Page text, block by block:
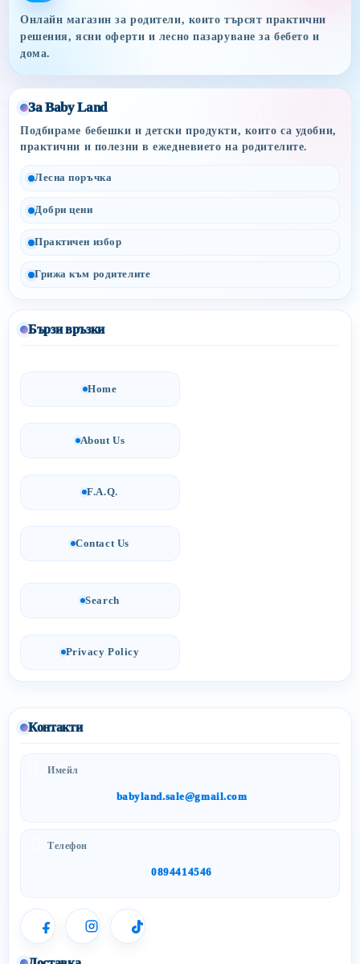
Онлайн магазин за родители, които търсят практични
решения, ясни оферти и лесно пазаруване за бебето и
дома.
За Baby Land
Подбираме бебешки и детски продукти, които са удобни,
практични и полезни в ежедневието на родителите.
Лесна поръчка
Добри цени
Практичен избор
Грижа към родителите
Бързи връзки
Home
About Us
F.A.Q.
Contact Us
Search
Privacy Policy
Контакти
Имейл
babyland.sale@gmail.com
Телефон
0894414546